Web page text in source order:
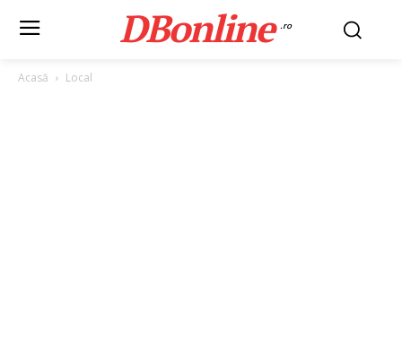
DBonline .ro
Acasă Local